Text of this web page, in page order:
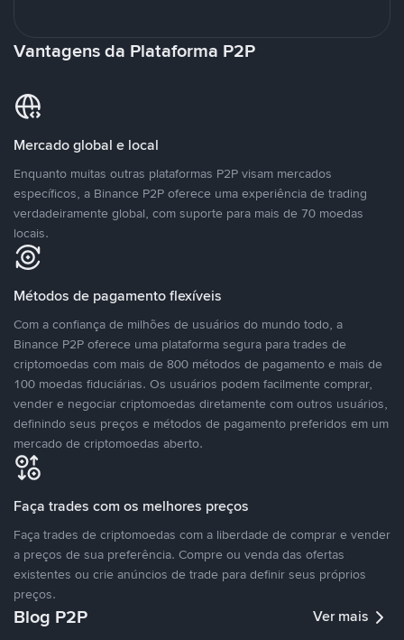
Vantagens da Plataforma P2P
Mercado global e local
Enquanto muitas outras plataformas P2P visam mercados
específicos, a Binance P2P oferece uma experiência de trading
verdadeiramente global, com suporte para mais de 70 moedas
locais.
Métodos de pagamento flexíveis
Com a confiança de milhões de usuários do mundo todo, a
Binance P2P oferece uma plataforma segura para trades de
criptomoedas com mais de 800 métodos de pagamento e mais de
100 moedas fiduciárias. Os usuários podem facilmente comprar,
vender e negociar criptomoedas diretamente com outros usuários,
definindo seus preços e métodos de pagamento preferidos em um
mercado de criptomoedas aberto.
Faça trades com os melhores preços
Faça trades de criptomoedas com a liberdade de comprar e vender
a preços de sua preferência. Compre ou venda das ofertas
existentes ou crie anúncios de trade para definir seus próprios
preços.
Blog P2P Ver mais